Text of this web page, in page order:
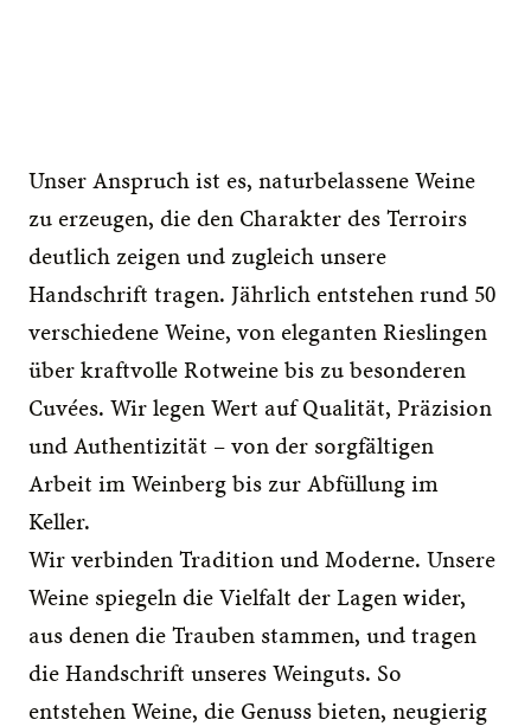
Unser Anspruch ist es, naturbelassene Weine
zu erzeugen, die den Charakter des Terroirs
deutlich zeigen und zugleich unsere
Handschrift tragen. Jährlich entstehen rund 50
verschiedene Weine, von eleganten Rieslingen
über kraftvolle Rotweine bis zu besonderen
Cuvées. Wir legen Wert auf Qualität, Präzision
und Authentizität – von der sorgfältigen
Arbeit im Weinberg bis zur Abfüllung im
Keller.
Wir verbinden Tradition und Moderne. Unsere
Weine spiegeln die Vielfalt der Lagen wider,
aus denen die Trauben stammen, und tragen
die Handschrift unseres Weinguts. So
entstehen Weine, die Genuss bieten, neugierig